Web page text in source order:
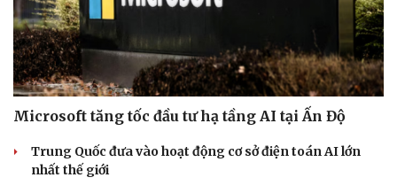
Cải chính
Microsoft tăng tốc đầu tư hạ tầng AI tại Ấn Độ
Trung Quốc đưa vào hoạt động cơ sở điện toán AI lớn
nhất thế giới